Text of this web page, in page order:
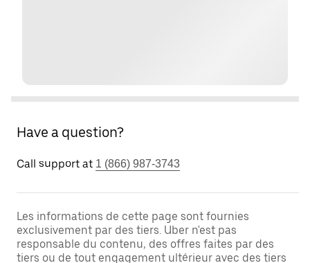
Have a question?
Call support at 1 (866) 987-3743
Les informations de cette page sont fournies
exclusivement par des tiers. Uber n'est pas
responsable du contenu, des offres faites par des
tiers ou de tout engagement ultérieur avec des tiers